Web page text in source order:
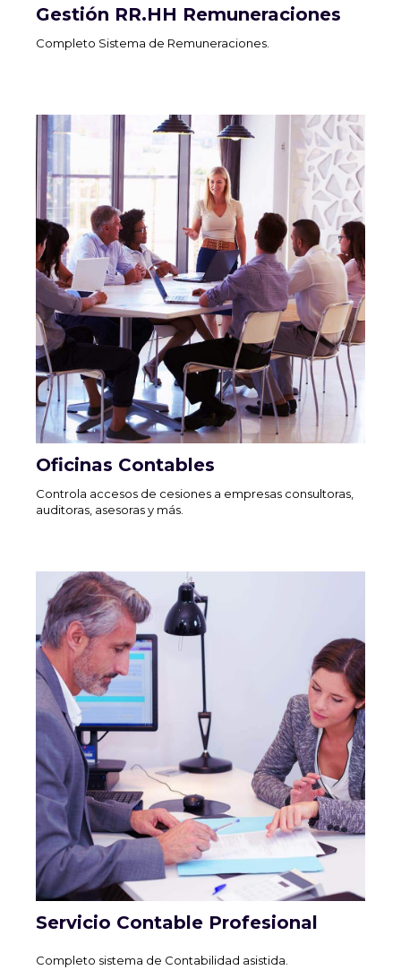
Gestión RR.HH Remuneraciones
Completo Sistema de Remuneraciones.
Oficinas Contables
Controla accesos de cesiones a empresas consultoras,
auditoras, asesoras y más.
Servicio Contable Profesional
Completo sistema de Contabilidad asistida.